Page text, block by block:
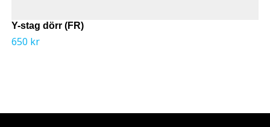
Y-stag dörr (FR)
650 kr